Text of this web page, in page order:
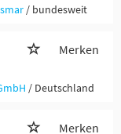
/ bundesweit
Merken
/ Deutschland
Merken